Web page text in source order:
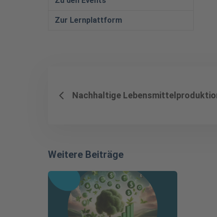
Zur Lernplattform
Nachhaltige
Weitere Beiträge